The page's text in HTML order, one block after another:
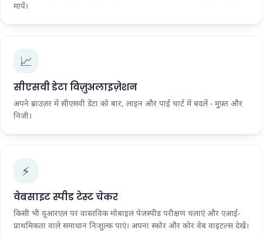
मापें।
📈
सीएसवी डेटा विज़ुअलाइज़ेशन
अपने ब्राउज़र में सीएसवी डेटा को बार, लाइन और पाई चार्ट में बदलें - मुफ़्त और
निजी।
⚡
वेबसाइट स्पीड टेस्ट चेकर
किसी भी यूआरएल पर वास्तविक मोबाइल पेजस्पीड परीक्षण चलाएं और एआई-
प्राथमिकता वाले समाधान निःशुल्क पाएं। अपना स्कोर और कोर वेब वाइटल्स देखें।